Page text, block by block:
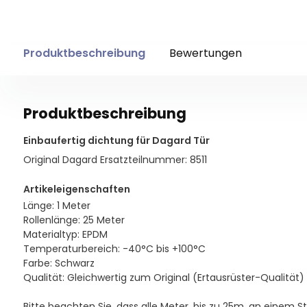
Produktbeschreibung Bewertungen
Produktbeschreibung
Einbaufertig dichtung für Dagard Tür
Original Dagard Ersatzteilnummer: 8511
Artikeleigenschaften
Länge: 1 Meter
Rollenlänge: 25 Meter
Materialtyp: EPDM
Temperaturbereich: -40°C bis +100°C
Farbe: Schwarz
Qualität: Gleichwertig zum Original (Ertausrüster-Qualität)